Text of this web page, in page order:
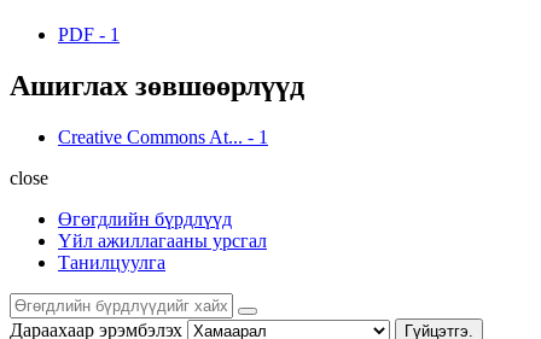
PDF - 1
Ашиглах зөвшөөрлүүд
Creative Commons At... - 1
close
Өгөгдлийн бүрдлүүд
Үйл ажиллагааны урсгал
Танилцуулга
Дараахаар эрэмбэлэх Гүйцэтгэ.